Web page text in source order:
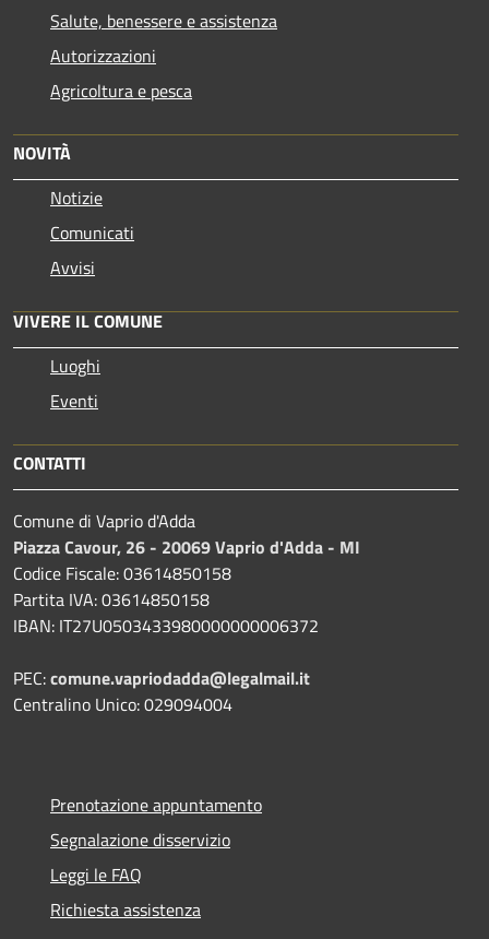
Salute, benessere e assistenza
Autorizzazioni
Agricoltura e pesca
NOVITÀ
Notizie
Comunicati
Avvisi
VIVERE IL COMUNE
Luoghi
Eventi
CONTATTI
Comune di Vaprio d'Adda
Piazza Cavour, 26 - 20069 Vaprio d'Adda - MI
Codice Fiscale: 03614850158
Partita IVA: 03614850158
IBAN: IT27U0503433980000000006372
PEC:comune.vapriodadda@legalmail.it
Centralino Unico: 029094004
Prenotazione appuntamento
Segnalazione disservizio
Leggi le FAQ
Richiesta assistenza